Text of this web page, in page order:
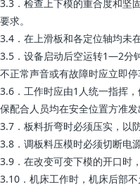
3.3．检查上下模的重合度和坚
要求。
3.4．在上滑板和各定位轴均未
3.5．设备启动后空运转1—2分
不正常声音或有故障时应立即
3.6．工作时应由1人统一指挥
保配合人员均在安全位置方准发
3.7．板料折弯时必须压实，以
3.8．调板料压模时必须切断电
3.9．在改变可变下模的开口时
3.10．机床工作时，机床后部不